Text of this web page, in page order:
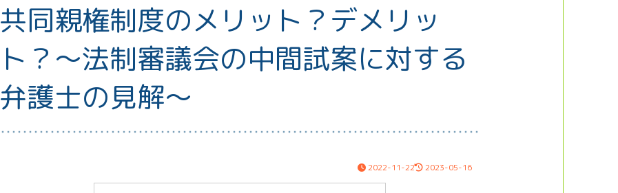
共同親権制度のメリット？デメリッ
ト？～法制審議会の中間試案に対する
弁護士の見解～
2022-11-22 2023-05-16